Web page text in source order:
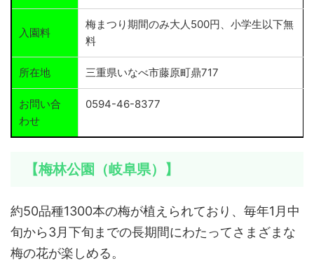
入園料
梅まつり期間のみ大人500円、小学生以下無
料
所在地 三重県いなべ市藤原町鼎717
お問い合
わせ
0594-46-8377
【梅林公園（岐阜県）】
約50品種1300本の梅が植えられており、毎年1月中
旬から3月下旬までの長期間にわたってさまざまな
梅の花が楽しめる。